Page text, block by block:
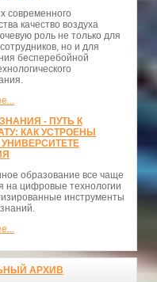
современного
качество воздуха
роль не только для
но и для
бесперебойной
- ПУТЬ К
КАК УСТРОЕНЫ
образование все чаще
на цифровые технологии
инструменты
АРХИВ